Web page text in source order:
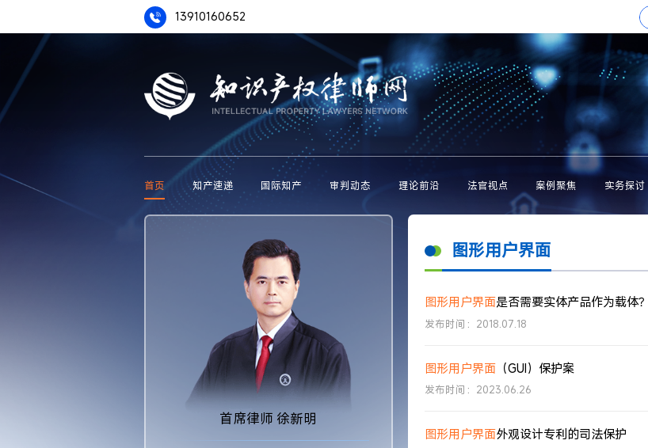
13910160652
首页 知产速递 国际知产 审判动态 理论前沿 法官视点 案例聚焦 实务探讨
首席律师 徐新明
图形用户界面
图形用户界面是否需要实体产品作为载体？
发布时间：2018.07.18
图形用户界面（GUI）保护案
发布时间：2023.06.26
图形用户界面外观设计专利的司法保护